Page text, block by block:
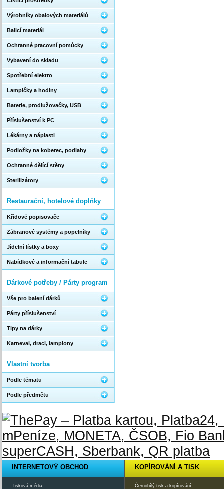
Výrobníky obalových materiálů
Balicí materiál
Ochranné pracovní pomůcky
Vybavení do skladu
Spotřební elektro
Lampičky a hodiny
Baterie, prodlužovačky, USB
Příslušenství k PC
Lékárny a náplasti
Podložky na koberec, podlahy
Ochranné dělící stěny
Sterilizátory
Restaurační, hotelové doplňky
Křídové popisovače
Zábranové systémy a popelníky
Jídelní lístky a boxy
Nabídkové a informační tabule
Dárkové potřeby / Párty program
Vše pro balení dárků
Párty příslušenství
Tipy na dárky
Karneval, draci, lampiony
Vlastní tvorba
Podle tématu
Podle předmětu
INTERNETOVÝ OBCHOD
Tisková média
KOPÍROVÁNÍ A TISK
Černobílý tisk a kopírování